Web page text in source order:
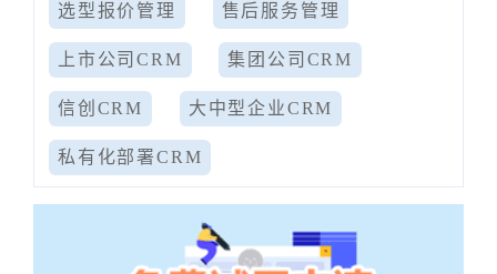
选型报价管理 售后服务管理
上市公司CRM 集团公司CRM
信创CRM 大中型企业CRM
私有化部署CRM